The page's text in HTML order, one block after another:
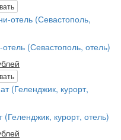
(Севастополь, отель)
(Геленджик, курорт, отель)